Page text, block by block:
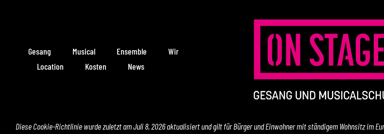
Gesang
Musical Ensemble
Wir
Location
Kosten News
Diese Cookie-Richtlinie wurde zuletzt am Juli 8, 2026 aktualisiert und gilt für Bürger und Einwohner mit ständigem Wohnsitz im